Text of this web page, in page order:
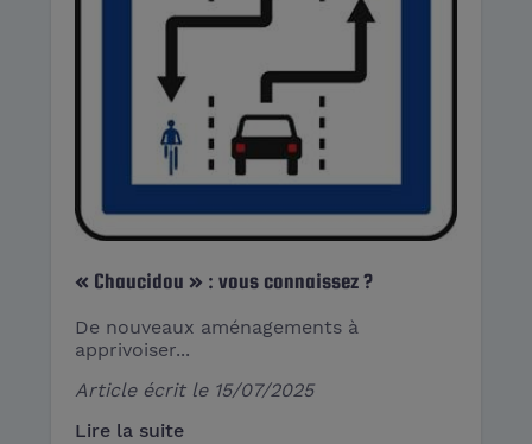
« Chaucidou » : vous connaissez ?
De nouveaux aménagements à
apprivoiser...
Article écrit le 15/07/2025
Lire la suite